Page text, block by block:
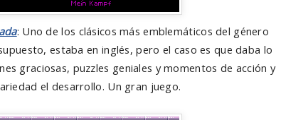
: Uno de los clásicos más emblemáticos del género
estaba en inglés, pero el caso es que daba lo
graciosas, puzzles geniales y momentos de acción y
el desarrollo. Un gran juego.